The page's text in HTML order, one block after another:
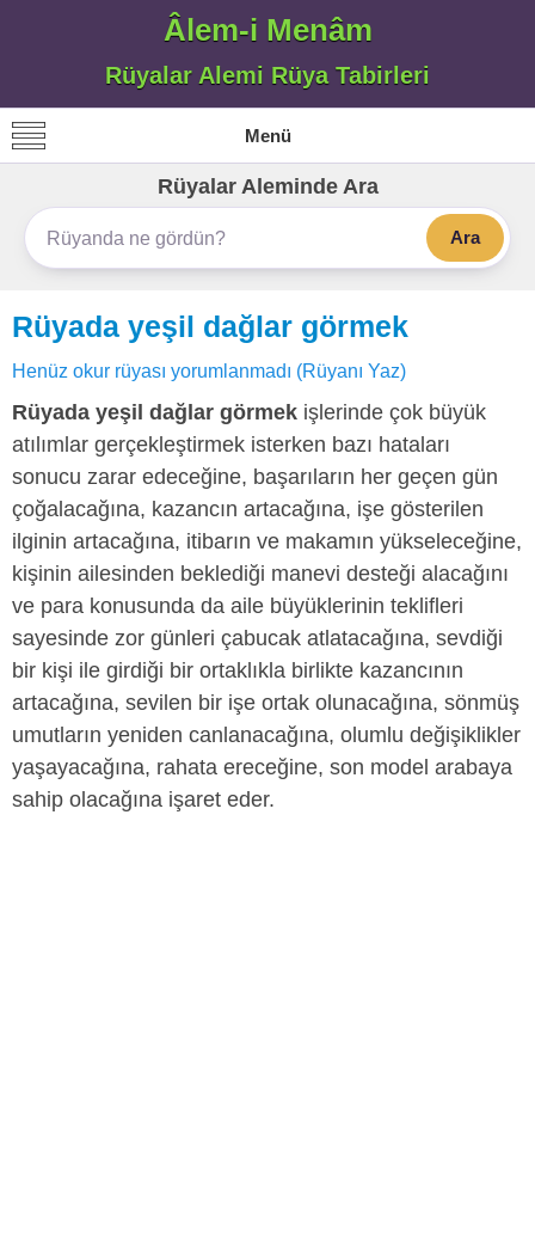
Âlem-i Menâm
Rüyalar Alemi Rüya Tabirleri
Menü
Rüyalar Aleminde Ara
Ara
Rüyada yeşil dağlar görmek
Henüz okur rüyası yorumlanmadı (Rüyanı Yaz)
Rüyada yeşil dağlar görmek işlerinde çok büyük
atılımlar gerçekleştirmek isterken bazı hataları
sonucu zarar edeceğine, başarıların her geçen gün
çoğalacağına, kazancın artacağına, işe gösterilen
ilginin artacağına, itibarın ve makamın yükseleceğine,
kişinin ailesinden beklediği manevi desteği alacağını
ve para konusunda da aile büyüklerinin teklifleri
sayesinde zor günleri çabucak atlatacağına, sevdiği
bir kişi ile girdiği bir ortaklıkla birlikte kazancının
artacağına, sevilen bir işe ortak olunacağına, sönmüş
umutların yeniden canlanacağına, olumlu değişiklikler
yaşayacağına, rahata ereceğine, son model arabaya
sahip olacağına işaret eder.